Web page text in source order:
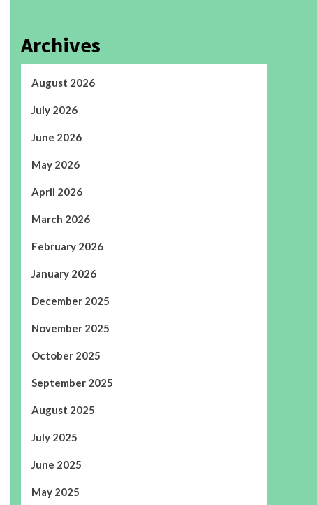
Archives
August 2026
July 2026
June 2026
May 2026
April 2026
March 2026
February 2026
January 2026
December 2025
November 2025
October 2025
September 2025
August 2025
July 2025
June 2025
May 2025